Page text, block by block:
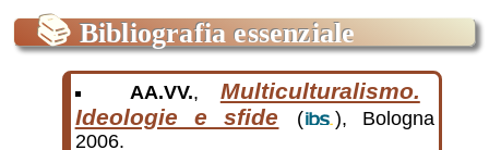
📚 Bibliografia essenziale
AA.VV.,
Multiculturalismo.
Ideologie e sfide
(
), Bologna
2006.